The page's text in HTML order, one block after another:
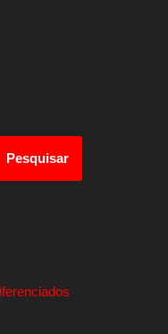
Pesquisar